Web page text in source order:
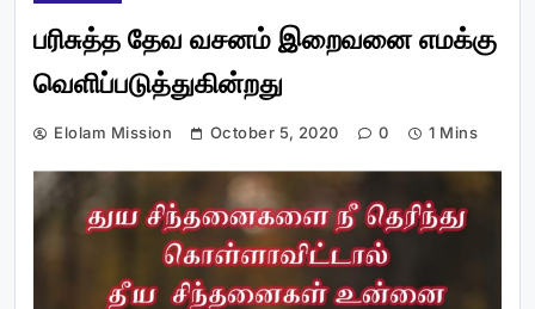
பரிசுத்த தேவ வசனம் இறைவனை எமக்கு
வெளிப்படுத்துகின்றது
Elolam Mission October 5, 2020 0 1 Mins